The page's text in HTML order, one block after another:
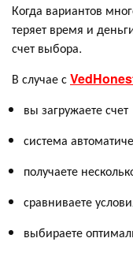
Когда вариантов
теряет время и
счет выбора.
В случае с
вы загружаете счет
система
получаете
сравниваете
выбираете